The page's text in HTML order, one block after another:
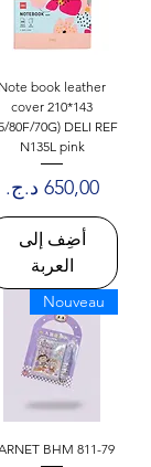
Note book leather
cover 210*143
80F/70G) DELI REF
N135L pink
السعر‏650,00 د.ج.‏
أضِف إلى
العربة
Nouveau
BHM 811-79